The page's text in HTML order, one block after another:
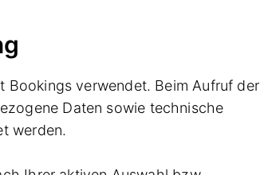
Bookings verwendet. Beim Aufruf der
Daten sowie technische
werden.